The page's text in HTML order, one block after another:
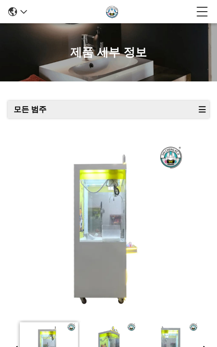
제품 세부 정보
모든 범주